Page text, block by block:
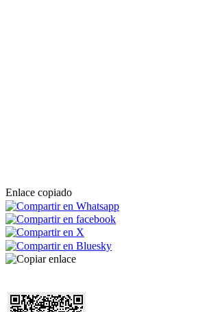
Enlace copiado